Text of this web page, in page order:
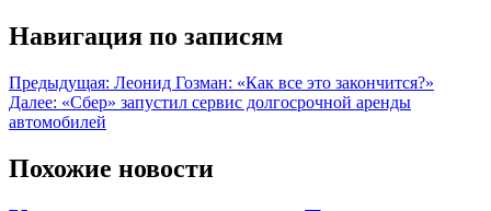
Навигация по записям
Предыдущая: Леонид Гозман: «Как все это закончится?»
Далее: «Сбер» запустил сервис долгосрочной аренды
автомобилей
Похожие новости